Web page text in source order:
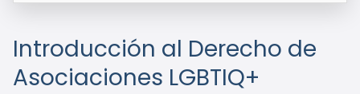
Introducción al Derecho de
Asociaciones LGBTIQ+